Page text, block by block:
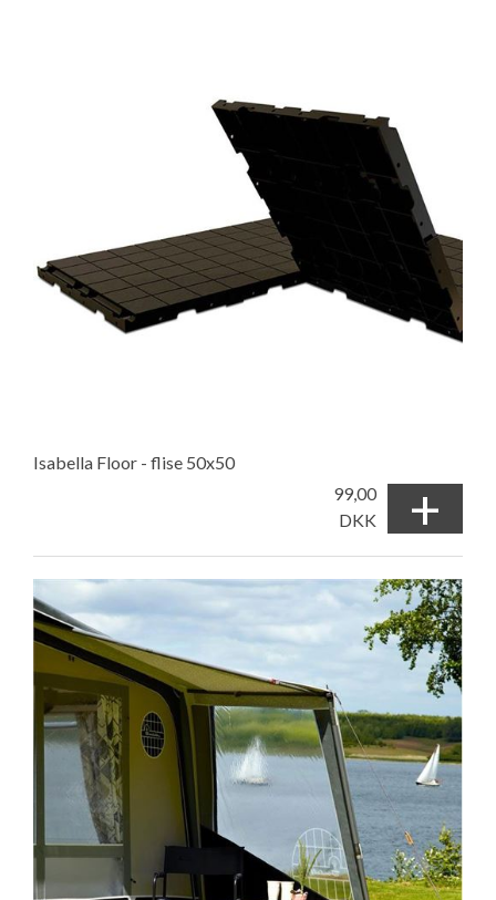
Isabella Floor - flise 50x50
99,00
DKK
+